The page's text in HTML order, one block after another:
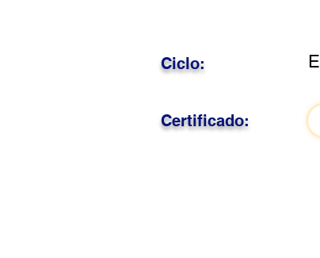
Ciclo:
Certificado: